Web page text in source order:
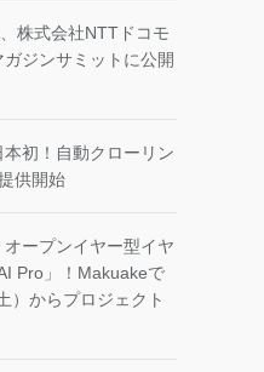
株式会社NTTドコモ
ジンサミットに公開
初！自動クローリン
供開始
ープンイヤー型イヤ
Pro」！Makuakeで
）からプロジェクト